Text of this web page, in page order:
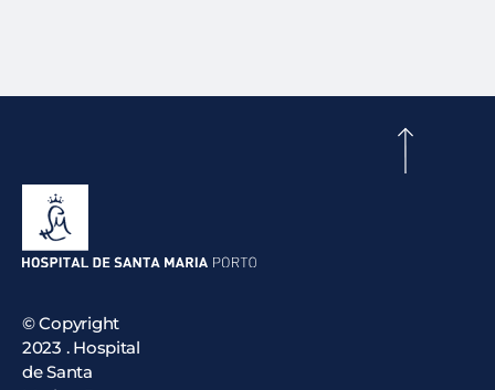
© Copyright
2023 . Hospital
de Santa